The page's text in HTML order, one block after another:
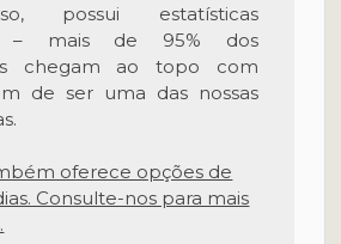
possui estatísticas
– mais de 95% dos
chegam ao topo com
de ser uma das nossas
oferece opções de
Consulte-nos para mais